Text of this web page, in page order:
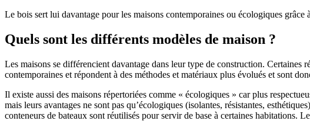
Le bois sert lui davantage pour les maisons contemporaines ou écologiques
Quels sont les différents modèles de maison ?
Les maisons se différencient davantage dans leur type de construction. Certaines
contemporaines et répondent à des méthodes et matériaux plus évolués et sont
Il existe aussi des maisons répertoriées comme « écologiques » car plus
mais leurs avantages ne sont pas qu’écologiques (isolantes, résistantes,
conteneurs de bateaux sont réutilisés pour servir de base à certaines habitations.